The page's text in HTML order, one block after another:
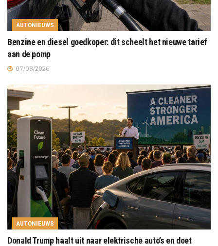
AUTONIEUWS
Benzine en diesel goedkoper: dit scheelt het nieuwe tarief
aan de pomp
07/08/2026
AUTONIEUWS
Donald Trump haalt uit naar elektrische auto’s en doet